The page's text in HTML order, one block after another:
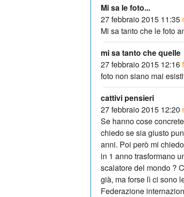
Mi sa le foto...
27 febbraio 2015 11:35
Mi sa tanto che le foto
mi sa tanto che quelle
27 febbraio 2015 12:16
foto non siano mai
cattivi pensieri
27 febbraio 2015 12:20
Se hanno cose
chiedo se sia giusto
anni. Poi però mi
in 1 anno trasformano
scalatore del mondo ?
già, ma forse lì ci sono
Federazione